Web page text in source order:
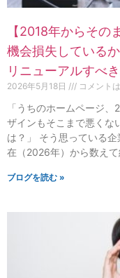
【2018年からその
機会損失している
リニューアルすべ
2026年5月18日 コメント
「うちのホームページ
ザインもそこまで悪くな
は？」 そう思っている
在（2026年）から数え
ブログを読む »